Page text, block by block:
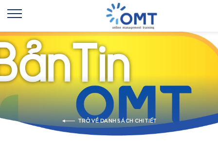
TRỞ VỀ DANH SÁCH CHI TIẾT